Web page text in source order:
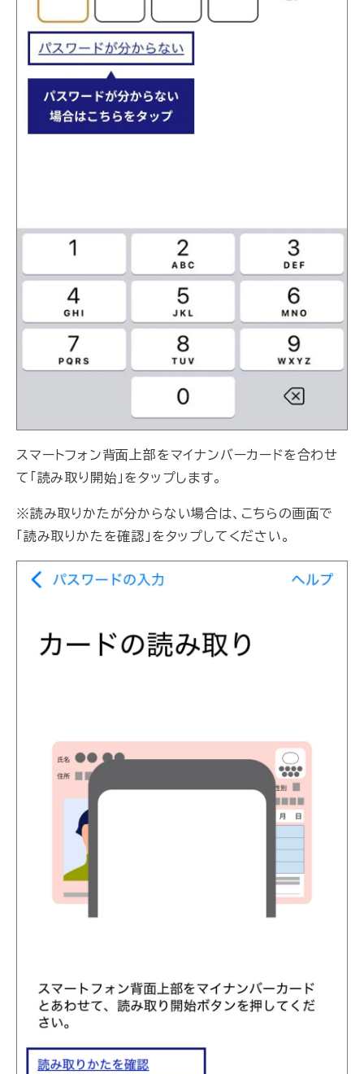
スマートフォン背面上部をマイナンバーカードを合わせ
て「読み取り開始」をタップします。
※読み取りかたが分からない場合は、こちらの画面で
「読み取りかたを確認」をタップしてください。